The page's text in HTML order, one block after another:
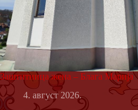
Заштитница жена – Блага Марија
4. август 2026.